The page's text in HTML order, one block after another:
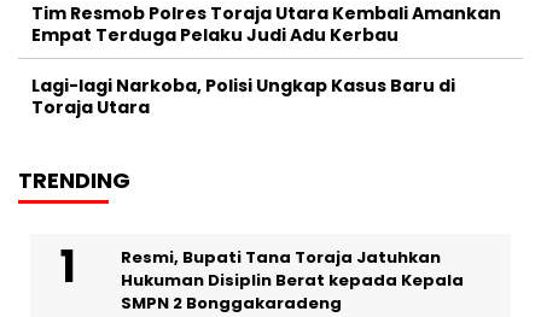
Tim Resmob Polres Toraja Utara Kembali Amankan
Empat Terduga Pelaku Judi Adu Kerbau
Lagi-lagi Narkoba, Polisi Ungkap Kasus Baru di
Toraja Utara
TRENDING
Resmi, Bupati Tana Toraja Jatuhkan
Hukuman Disiplin Berat kepada Kepala
SMPN 2 Bonggakaradeng